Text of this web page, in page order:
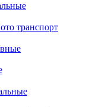
транспорт